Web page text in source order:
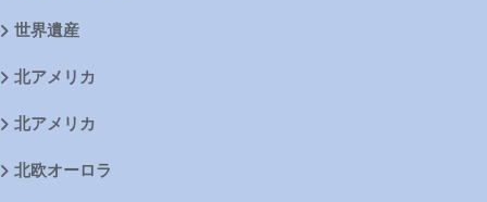
世界遺産
北アメリカ
北アメリカ
北欧オーロラ